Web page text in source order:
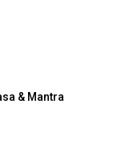
& Mantra